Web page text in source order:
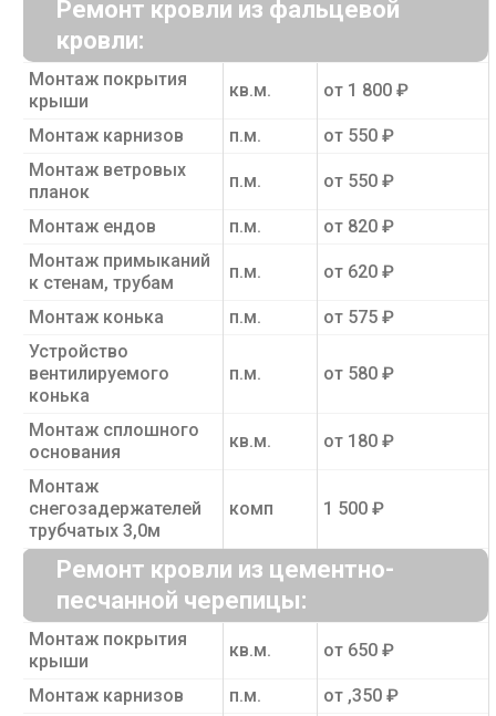
Ремонт кровли из фальцевой
кровли:
Монтаж покрытия
крыши
кв.м. от 1 800 ₽
Монтаж карнизов п.м.
от 550 ₽
Монтаж ветровых
планок
п.м. от 550 ₽
Монтаж ендов п.м.
от 820 ₽
Монтаж примыканий
к стенам, трубам
п.м. от 620 ₽
Монтаж конька п.м.
от 575 ₽
Устройство
вентилируемого
конька
п.м. от 580 ₽
Монтаж сплошного
основания
кв.м. от 180 ₽
Монтаж
снегозадержателей
трубчатых 3,0м
комп 1 500 ₽
Ремонт кровли из цементно-
песчанной черепицы:
Монтаж покрытия
крыши
кв.м. от 650 ₽
Монтаж карнизов п.м.
от ,350 ₽